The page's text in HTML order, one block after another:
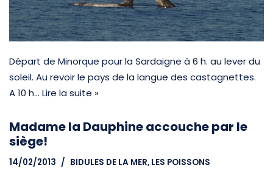
Départ de Minorque pour la Sardaigne à 6 h. au lever du
soleil. Au revoir le pays de la langue des castagnettes.
A 10 h… Lire la suite »
Madame la Dauphine accouche par le
siège!
14/02/2013 BIDULES DE LA MER, LES POISSONS